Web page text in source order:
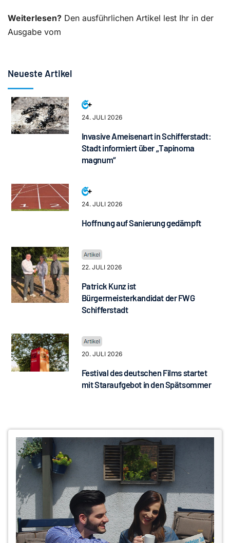
Weiterlesen? Den ausführlichen Artikel lest Ihr in der
Ausgabe vom
Neueste Artikel
24. JULI 2026
Invasive Ameisenart in Schifferstadt:
Stadt informiert über „Tapinoma
magnum“
24. JULI 2026
Hoffnung auf Sanierung gedämpft
22. JULI 2026
Patrick Kunz ist
Bürgermeisterkandidat der FWG
Schifferstadt
20. JULI 2026
Festival des deutschen Films startet
mit Staraufgebot in den Spätsommer